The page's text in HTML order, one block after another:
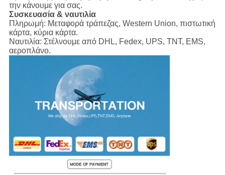
την κάνουμε για σας.
Συσκευασία & ναυτιλία
Πληρωμή: Μεταφορά τράπεζας, Western Union, πιστωτική
κάρτα, κύρια κάρτα.
Ναυτιλία: Στέλνουμε από DHL, Fedex, UPS, TNT, EMS,
αεροπλάνο.